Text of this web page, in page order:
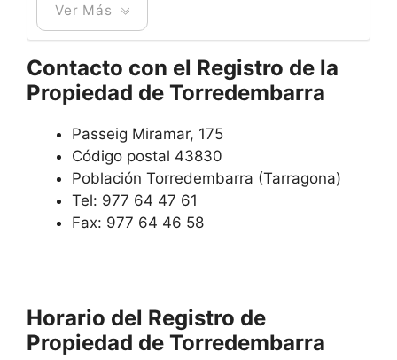
Ver Más
Contacto con el Registro de la
Propiedad de Torredembarra
Passeig Miramar, 175
Código postal 43830
Población Torredembarra (Tarragona)
Tel: 977 64 47 61
Fax: 977 64 46 58
Horario del Registro de
Propiedad de Torredembarra